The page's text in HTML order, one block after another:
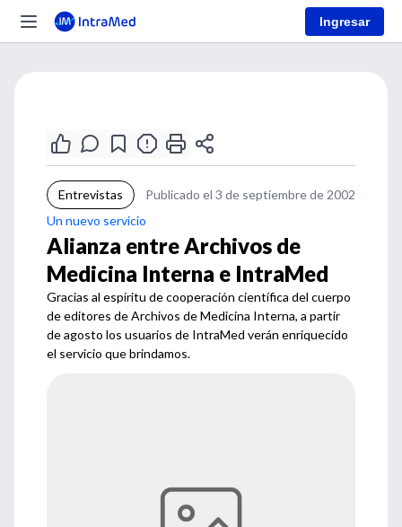
Ingresar
Entrevistas
Publicado el 3 de septiembre de 2002
Un nuevo servicio
Alianza entre Archivos de
Medicina Interna e IntraMed
Gracias al espíritu de cooperación científica del cuerpo
de editores de Archivos de Medicina Interna, a partir
de agosto los usuarios de IntraMed verán enriquecido
el servicio que brindamos.